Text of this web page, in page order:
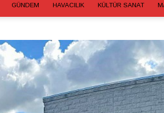
GÜNDEM HAVACILIK KÜLTÜR SANAT